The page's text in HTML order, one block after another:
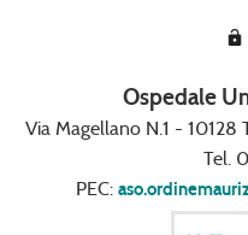
Ospedale
Via Magellano N.1 -
Tel.
PEC: